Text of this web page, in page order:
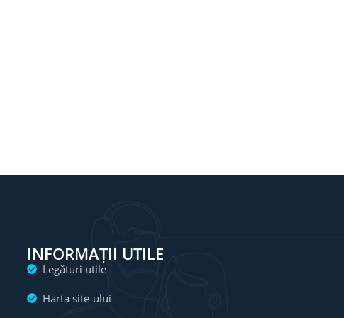
INFORMAȚII UTILE
Legături utile
Harta site-ului